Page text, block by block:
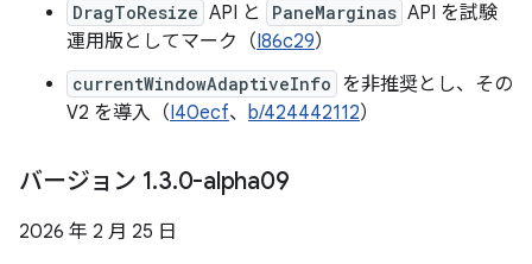
DragToResize API と PaneMarginas API を試験
運用版としてマーク（I86c29）
currentWindowAdaptiveInfo を非推奨とし、その
V2 を導入（I40ecf、 b/424442112）
バージョン 1.3.0-alpha09
2026 年 2 月 25 日